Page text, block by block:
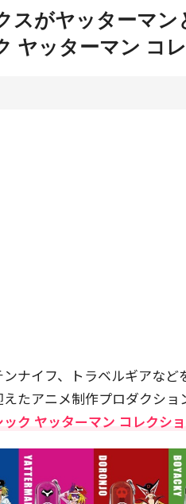
スがヤッターマ
ヤッターマン コ
ナイフ、トラベルギアな
たアニメ制作プロダクシ
ック ヤッターマン コレクショ